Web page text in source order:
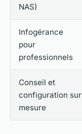
NAS)
Infogérance
pour
professionnels
Conseil et
configuration sur
mesure